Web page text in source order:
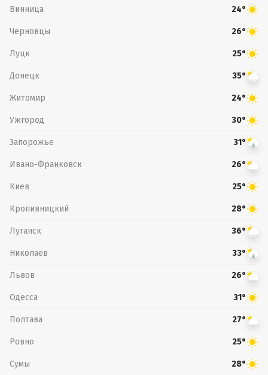
Винница 24°
Черновцы 26°
Луцк 25°
Донецк 35°
Житомир 24°
Ужгород 30°
Запорожье 31°
Ивано-Франковск 26°
Киев 25°
Кропивницкий 28°
Луганск 36°
Николаев 33°
Львов 26°
Одесса 31°
Полтава 27°
Ровно 25°
Сумы 28°